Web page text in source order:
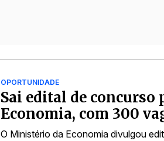
OPORTUNIDADE
Sai edital de
Economia, com 300
O Ministério da Economia divulgou